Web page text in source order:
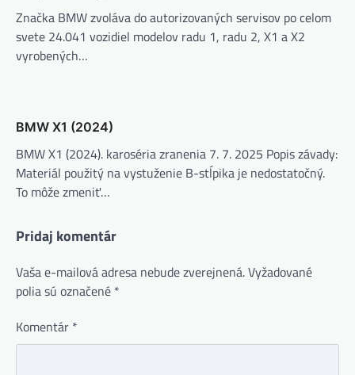
Značka BMW zvoláva do autorizovaných servisov po celom
svete 24.041 vozidiel modelov radu 1, radu 2, X1 a X2
vyrobených…
BMW X1 (2024)
BMW X1 (2024). karoséria zranenia 7. 7. 2025 Popis závady:
Materiál použitý na vystuženie B-stĺpika je nedostatočný.
To môže zmeniť…
Pridaj komentár
Vaša e-mailová adresa nebude zverejnená.Vyžadované
polia sú označené *
Komentár *